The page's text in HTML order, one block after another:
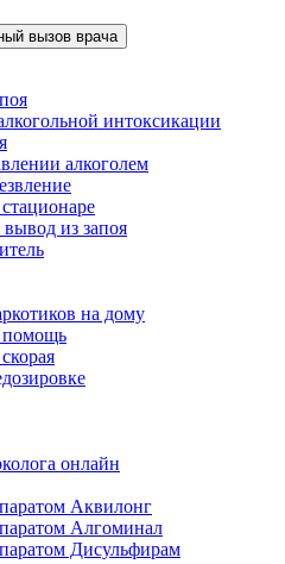
вызов врача
интоксикации
алкоголем
из запоя
на дому
помощь
онлайн
Аквилонг
Алгоминал
Дисульфирам